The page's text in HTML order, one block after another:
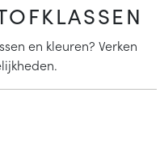
en kleuren? Verken